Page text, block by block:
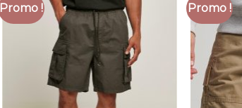
Promo ! Promo !